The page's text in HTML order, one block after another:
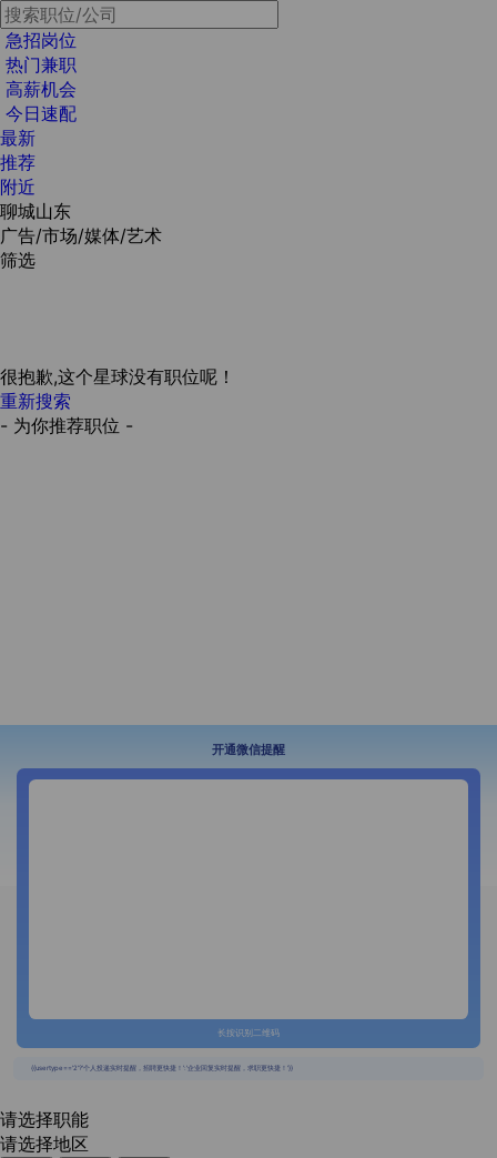
急招岗位
热门兼职
高薪机会
今日速配
最新
推荐
附近
聊城山东
广告/市场/媒体/艺术
筛选
很抱歉,这个星球没有职位呢！
重新搜索
- 为你推荐职位 -
开通微信提醒
长按识别二维码
{{usertype=='2'?'个人投递实时提醒，招聘更快捷！':'企业回复实时提醒，求职更快捷！'}}
请选择职能
请选择地区